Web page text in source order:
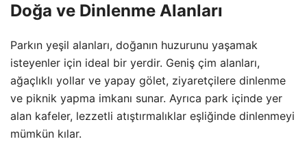
Doğa ve Dinlenme Alanları
Parkın yeşil alanları, doğanın huzurunu yaşamak
isteyenler için ideal bir yerdir. Geniş çim alanları,
ağaçlıklı yollar ve yapay gölet, ziyaretçilere dinlenme
ve piknik yapma imkanı sunar. Ayrıca park içinde yer
alan kafeler, lezzetli atıştırmalıklar eşliğinde dinlenmeyi
mümkün kılar.